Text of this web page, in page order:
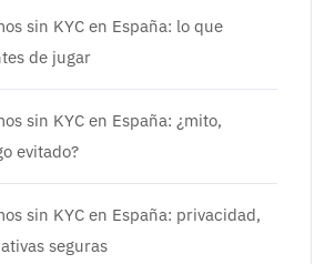
sin KYC en España: lo que
de jugar
sin KYC en España: ¿mito,
evitado?
sin KYC en España: privacidad,
seguras